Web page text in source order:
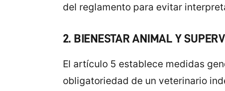
del reglamento para evitar
2. BIENESTAR ANIMAL Y
El artículo 5 establece medidas
obligatoriedad de un veterinario